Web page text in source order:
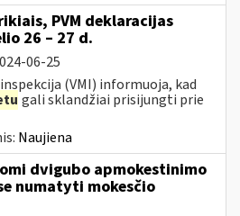
PVM deklaracijas
26 – 27 d.
06-25
inspekcija (VMI) informuoja, kad
gali sklandžiai prisijungti prie
Naujiena
dvigubo apmokestinimo
numatyti mokesčio